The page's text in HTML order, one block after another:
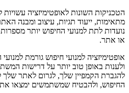
הטכניקות השונות לאופטימיזציה
מתאימות, ייעוד תגיות, עיצוב ומבנה
נועדות לתת למנועי החיפוש יותר מספרות
או אתר.
אופטימיזציה למנועי חיפוש גורמת
ולענות באופן טוב יותר על דרישות
להגברת הקמפיין שלך, לגרום לאתר
החיפוש, ולהבטיח שמשתמשים ימצאו את